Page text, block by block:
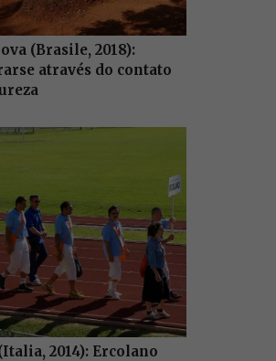
(Brasile, 2018):
através do contato
2014): Ercolano